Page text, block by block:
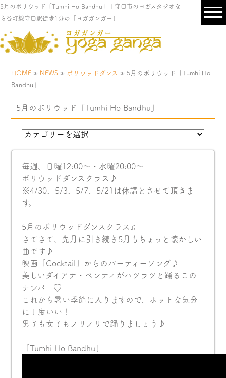
5月のボリウッド「Tumhi Ho Bandhu」 | 守口市のヨガスタジオな
ら谷町線守口駅徒歩1分の「ヨガガンガー」
HOME » NEWS » ボリウッドダンス
» 5月のボリウッド「Tumhi Ho
Bandhu」
5月のボリウッド「Tumhi Ho Bandhu」
毎週、日曜12:00〜・水曜20:00〜
ボリウッドダンスクラス♪
※4/30、5/3、5/7、5/21は休講とさせて頂きま
す。
5月のボリウッドダンスクラス♫
さてさて、先月に引き続き5月もちょっと懐かしい
曲です♪
映画「Cocktail」からのパーティーソング♪
美しい ダイアナ・ペンティ がハツラツと踊るこの
ナンバー♡
これから暑い季節に入りますので、ホットな気分
に丁度いい！
男子も女子もノリノリで踊りましょう♪
「Tumhi Ho Bandhu」